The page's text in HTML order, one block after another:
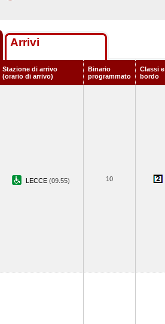
Arrivi
Stazione di arrivo
(orario di arrivo)
Binario
programmato
Classi
bordo
LECCE (09.55) 10